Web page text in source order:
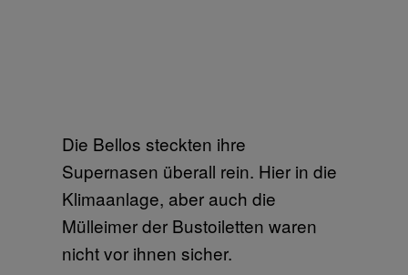
Die Bellos steckten ihre
Supernasen überall rein. Hier in die
Klimaanlage, aber auch die
Mülleimer der Bustoiletten waren
nicht vor ihnen sicher.